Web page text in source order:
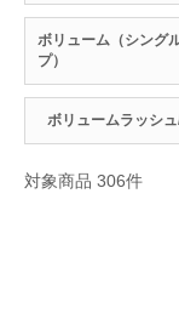
ボリューム（シング
プ）
ボリュームラッシ
対象商品 306件